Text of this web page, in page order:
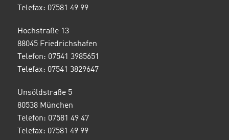
Telefax: 07581 49 99
Hochstraße 13
88045 Friedrichshafen
Telefon: 07541 3985651
Telefax: 07541 3829647
Unsöldstraße 5
80538 München
Telefon: 07581 49 47
Telefax: 07581 49 99